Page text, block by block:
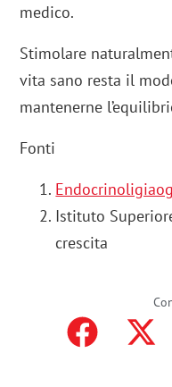
medico.
Stimolare
vita sano resta il
mantenerne
Fonti
Istituto
crescita